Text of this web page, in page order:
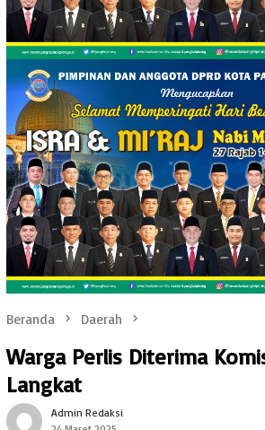
Beranda Daerah
Warga Perlis Diterima
Langkat
Admin Redaksi